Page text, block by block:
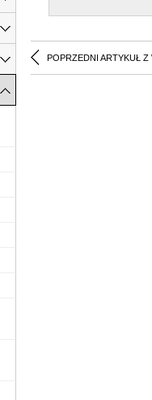
POPRZEDNI ARTYKUŁ Z